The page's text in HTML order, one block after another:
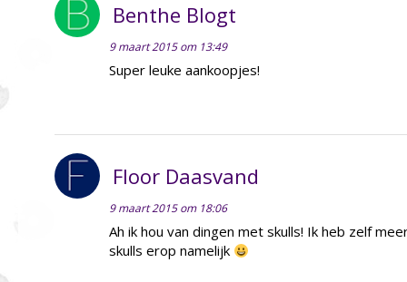
Benthe Blogt
9 maart 2015 om 13:49
Super leuke aankoopjes!
Floor Daasvand
9 maart 2015 om 18:06
Ah ik hou van dingen met skulls! Ik heb zelf
skulls erop namelijk